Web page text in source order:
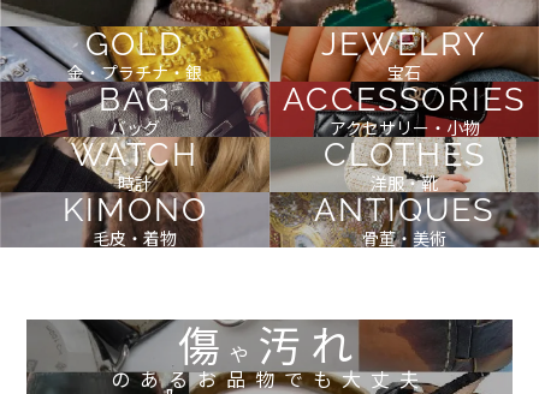
GOLD
金・プラチナ・銀
JEWELRY
宝石
BAG
バッグ
ACCESSORIES
アクセサリー・小物
WATCH
時計
CLOTHES
洋服・靴
KIMONO
毛皮・着物
ANTIQUES
骨董・美術
傷や 汚れ
のあるお品物でも大丈夫